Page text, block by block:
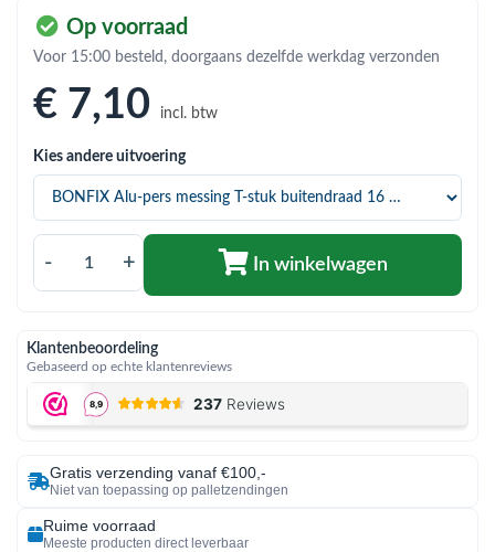
(Installatiemateriaal)
(Sanitair)
(Verwarming, kachels & ketels)
(Warmtepompen en warmtepompboilers)
Op voorraad
Voor 15:00 besteld, doorgaans dezelfde werkdag verzonden
€ 7,10 incl. btw
Kies andere uitvoering
- + In winkelwagen
Klantenbeoordeling
Gebaseerd op echte klantenreviews
Gratis verzending vanaf €100,-
Niet van toepassing op palletzendingen
Ruime voorraad
Meeste producten direct leverbaar